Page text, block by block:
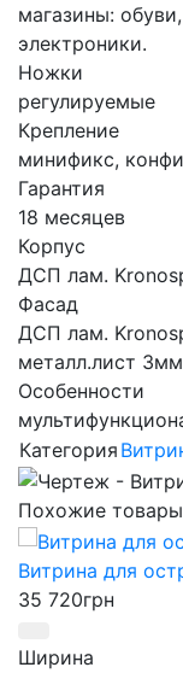
магазины:
электроники.
Ножки
регулируемые
Крепление
минификс,
Гарантия
18 месяцев
Корпус
ДСП лам.
Фасад
ДСП лам.
металл.лист 3мм
Особенности
Категория
Похожие товары
Витрина для
35 720грн
Ширина